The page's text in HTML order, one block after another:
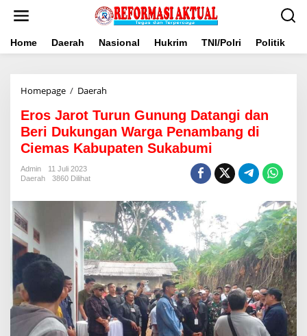
Home Daerah Nasional Hukrim TNI/Polri Politik
Homepage / Daerah
Turun
Gunung
Datangi
dan
Penambang
Ciemas
Kabupaten
Sukabumi
Eros Jarot Turun Gunung Datangi dan
Beri Dukungan Warga Penambang di
Ciemas Kabupaten Sukabumi
Admin
11 Juli 2023
Daerah
3860 Dilihat